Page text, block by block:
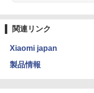
関連リンク
Xiaomi japan
製品情報